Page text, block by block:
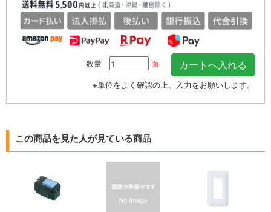
数量
面
※単位をよく確認の上、入力をお願いします。
この商品を見た人が見ている商品